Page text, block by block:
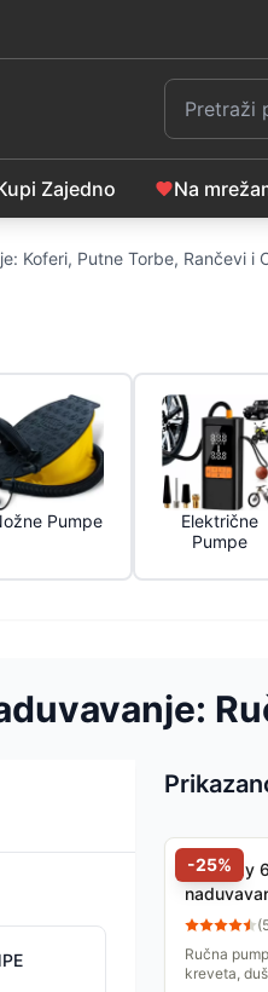
Zajedno Na
Koferi, Putne Torbe, Rančevi i
Pumpe
Električne
Pumpe
Sortiranje
-25%
Bestway
(
Ručna
kreveta,